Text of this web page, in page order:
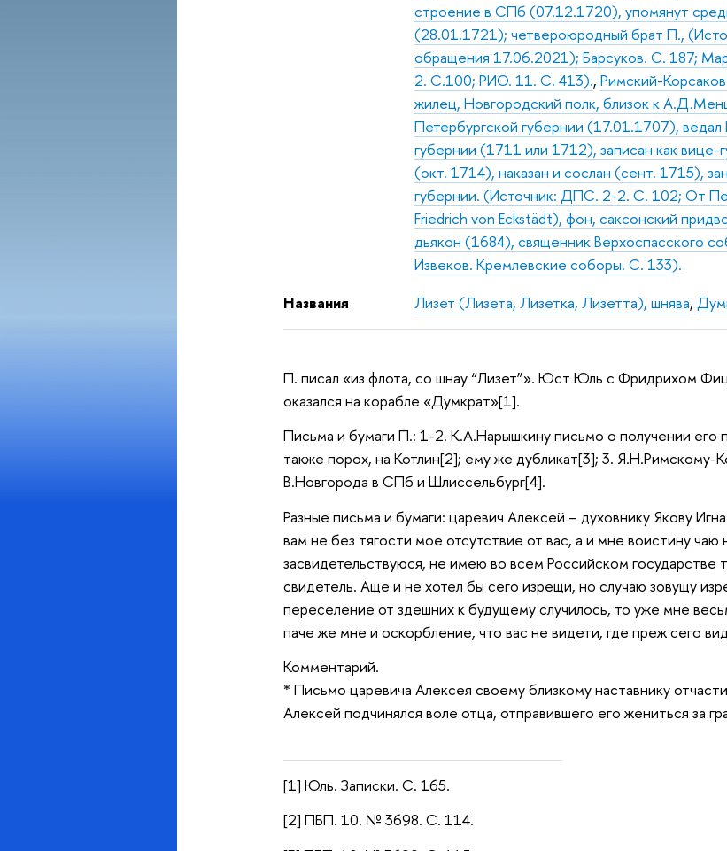
строение в СПб (07.12.1720), упомянут
(28.01.1721); четвероюродный брат П.,
обращения 17.06.2021); Барсуков. С. 187;
2. С.100; РИО. 11. С. 413).,Римский-
жилец, Новгородский полк, близок к
Петербургской губернии (17.01.1707),
губернии (1711 или 1712), записан как
(окт. 1714), наказан и сослан (сент. 1715),
губернии. (Источник: ДПС. 2-2. С. 102; От
Friedrich von Eckstädt), фон, саксонский
дьякон (1684), священник Верхоспасского
Извеков. Кремлевские соборы. С. 133).
Названия
Лизет (Лизета, Лизетка, Лизетта), шнява,
П. писал «из флота, со шнау “Лизет”». Юст Юль с Фридрихом
оказался на корабле «Думкрат»[1].
Письма и бумаги П.: 1-2. К.А.Нарышкину письмо о получении его
также порох, на Котлин[2]; ему же дубликат[3]; 3. Я.Н.Римскому-
В.Новгорода в СПб и Шлиссельбург[4].
Разные письма и бумаги: царевич Алексей – духовнику Якову
вам не без тягости мое отсутствие от вас, а и мне воистину
засвидетельствуюся, не имею во всем Российском государстве
свидетель. Аще и не хотел бы сего изрещи, но случаю зовущу
переселение от здешних к будущему случилось, то уже мне
паче же мне и оскорбление, что вас не видети, где преж сего
Комментарий.
* Письмо царевича Алексея своему близкому наставнику
Алексей подчинялся воле отца, отправившего его жениться за
[1] Юль. Записки. С. 165.
[2] ПБП. 10. № 3698. С. 114.